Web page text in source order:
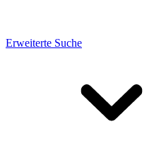
Erweiterte Suche